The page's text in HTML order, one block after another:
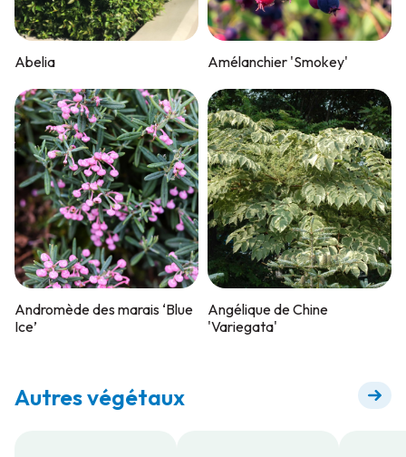
Abelia Amélanchier 'Smokey'
Andromède des marais ‘Blue
Ice’
Angélique de Chine
'Variegata'
Autres végétaux